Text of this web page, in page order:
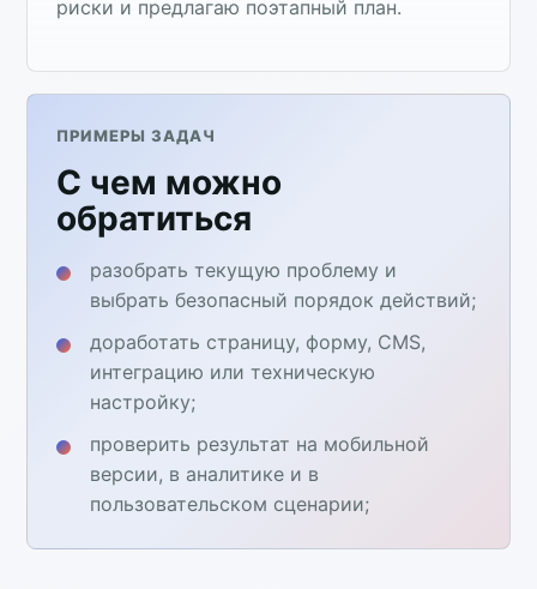
риски и предлагаю поэтапный план.
ПРИМЕРЫ ЗАДАЧ
С чем можно
обратиться
разобрать текущую проблему и
выбрать безопасный порядок действий;
доработать страницу, форму, CMS,
интеграцию или техническую
настройку;
проверить результат на мобильной
версии, в аналитике и в
пользовательском сценарии;